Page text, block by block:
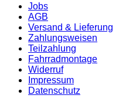
Jobs
AGB
Versand & Lieferung
Zahlungsweisen
Teilzahlung
Fahrradmontage
Widerruf
Impressum
Datenschutz